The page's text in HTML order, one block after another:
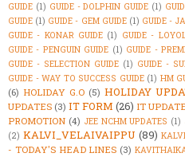
GUIDE (1) GUIDE - DOLPHIN GUIDE (1)
GUIDE (1) GUIDE - GEM GUIDE (1) GUIDE -
GUIDE - KONAR GUIDE (1) GUIDE -
GUIDE - PENGUIN GUIDE (1) GUIDE -
GUIDE - SELECTION GUIDE (1) GUIDE -
GUIDE - WAY TO SUCCESS GUIDE (1) HM
(6) HOLIDAY G.O (5) HOLIDAY
UPDATES (3) IT FORM (26) IT
PROMOTION (4) JEE NCHM UPDATES (1)
(2) KALVI_VELAIVAIPPU (89)
- TODAY'S HEAD LINES (3)